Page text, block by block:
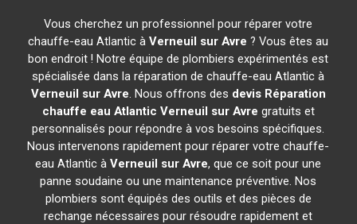
Vous cherchez un professionnel pour réparer votre
chauffe-eau Atlantic àVerneuil sur Avre ? Vous êtes au
bon endroit ! Notre équipe de plombiers expérimentés est
spécialisée dans la réparation de chauffe-eau Atlantic à
Verneuil sur Avre. Nous offrons des devis Réparation
chauffe eau Atlantic Verneuil sur Avre gratuits et
personnalisés pour répondre à vos besoins spécifiques.
Nous intervenons rapidement pour réparer votre chauffe-
eau Atlantic àVerneuil sur Avre, que ce soit pour une
panne soudaine ou une maintenance préventive. Nos
plombiers sont équipés des outils et des pièces de
rechange nécessaires pour résoudre rapidement et